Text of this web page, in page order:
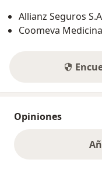
Allianz Seguros
Coomeva
Opiniones